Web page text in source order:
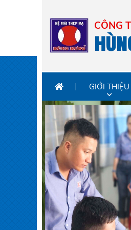
CÔNG
GIỚI THIỆU